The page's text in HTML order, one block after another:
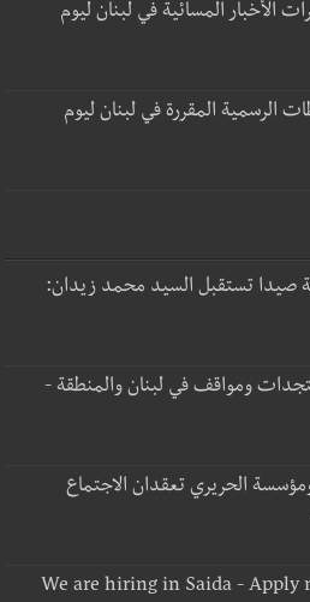
الأخبار المسائية في لبنان ليوم
الرسمية المقررة في لبنان ليوم
صيدا تستقبل السيد محمد زيدان:
ومواقف في لبنان والمنطقة -
الحريري تعقدان الاجتماع
We are hiring in Saida - Apply